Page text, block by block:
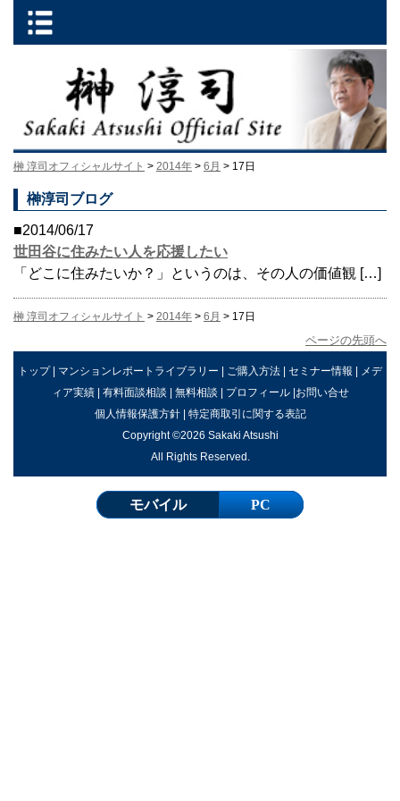
榊 淳司オフィシャルサイト > 2014年 > 6月 > 17日
榊淳司ブログ
■2014/06/17
世田谷に住みたい人を応援したい
「どこに住みたいか？」というのは、その人の価値観 […]
榊 淳司オフィシャルサイト > 2014年 > 6月 > 17日
ページの先頭へ
トップ| マンションレポートライブラリー | ご購入方法 | セミナー情報 | メデ
ィア実績| 有料面談相談 | 無料相談 | プロフィール|お問い合せ
個人情報保護方針| 特定商取引に関する表記
Copyright ©2026 Sakaki Atsushi
All Rights Reserved.
モバイル PC